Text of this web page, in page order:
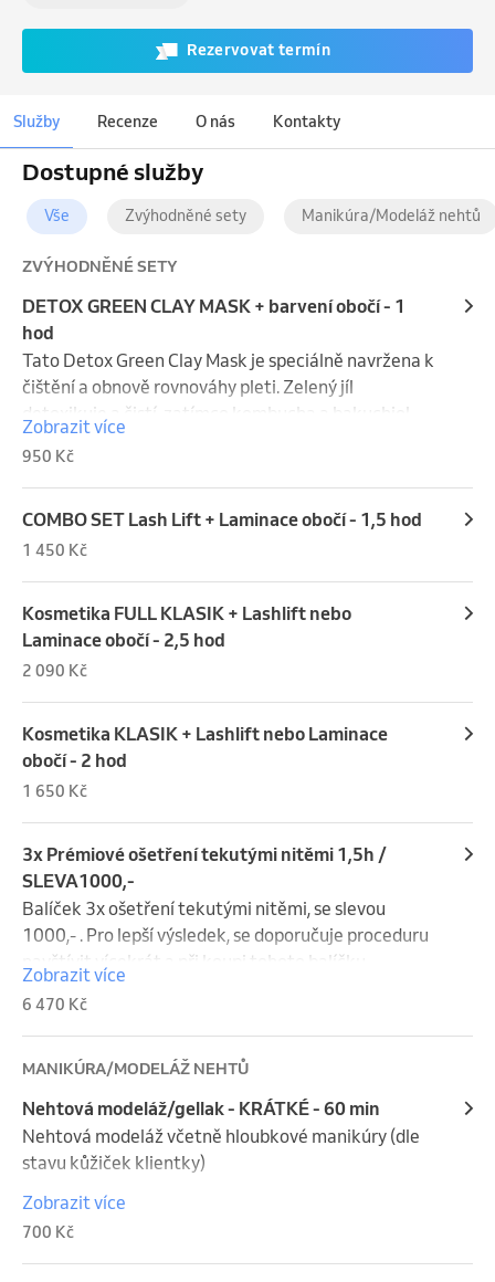
Rezervovat termín
Služby Recenze O nás Kontakty
Dostupné služby
Vše Zvýhodněné sety Manikúra/Modeláž nehtů
ZVÝHODNĚNÉ SETY
DETOX GREEN CLAY MASK + barvení obočí - 1
hod
Tato Detox Green Clay Mask je speciálně navržena k
čištění a obnově rovnováhy pleti. Zelený jíl
detoxikuje a čistí, zatímco kombucha a bakuchiol
podporují regeneraci pleti. Po použití masky je pleť
hladká, pružná, zdravě prozářená a má svěží barvu.
Sleva z 1090,- na akční cenu 950,- !
Zobrazit více
950 Kč
COMBO SET Lash Lift + Laminace obočí - 1,5 hod
1 450 Kč
Kosmetika FULL KLASIK + Lashlift nebo
Laminace obočí - 2,5 hod
2 090 Kč
Kosmetika KLASIK + Lashlift nebo Laminace
obočí - 2 hod
1 650 Kč
3x Prémiové ošetření tekutými nitěmi 1,5h /
SLEVA1000,-
Balíček 3x ošetření tekutými nitěmi, se slevou
1000,- . Pro lepší výsledek, se doporučuje proceduru
navštívit vícekrát a při koupi tohoto balíčku,
dostanete od nás nabitou prémiovou permici na 3
ošetření.
Inovativní neinvazivní metoda pro viditelné zpevnění
a omlazení pleti. Ošetření kombinuje hloubkové
čištění, liftingovou masáž a aplikaci tekutých nití
Chitossil, které díky nanotechnologii vytvářejí v pleti
jemnou síť chitosanových vláken. Ta pleť okamžitě
vyhlazuje, zpevňuje a navrací jí mladistvé kontury –
podobně jako kožní booster, ale bez jehel.
Součástí je také luxusní maska s lososí DNA pro
Zobrazit více
6 470 Kč
MANIKÚRA/MODELÁŽ NEHTŮ
Nehtová modeláž/gellak - KRÁTKÉ - 60 min
Nehtová modeláž včetně hloubkové manikúry (dle
stavu kůžiček klientky)
+ 50,- Nail art (francie, zdobení ..)
+ 100,- prodloužení nehtů tipy
+ 150,- až 200,- prodložení nehtů na šablonky
Zobrazit více
700 Kč